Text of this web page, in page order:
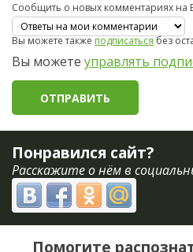
Сообщить о новых комментариях на
Вы можете такжеподписатьсябез
Вы можете управлять
Понравился сайт?
Расскажите о нём в
Помогите